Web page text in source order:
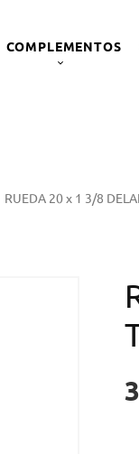
COMPLEMENTOS
RUEDA 20 x 1 3/8